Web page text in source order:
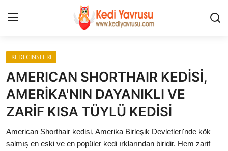
Giriş
HAKKIMIZDA
REKLAM
KEDİ CİNSLERİ
AMERICAN SHORTHAIR KEDİSİ,
AMERİKA'NIN DAYANIKLI VE
ZARİF KISA TÜYLÜ KEDİSİ
American Shorthair kedisi, Amerika Birleşik Devletleri'nde kök
salmış en eski ve en popüler kedi ırklarından biridir. Hem zarif